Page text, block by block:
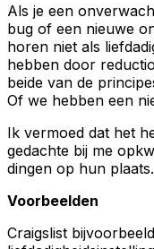
Als je een
bug of een nieuwe
horen niet als
hebben door
beide van de
Of we hebben een
Ik vermoed dat het
gedachte bij me
dingen op hun plaats.
Voorbeelden
Craigslist